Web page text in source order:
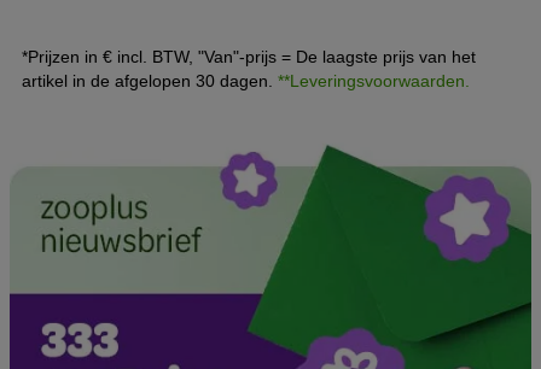
*Prijzen in € incl. BTW, "Van"-prijs = De laagste prijs van het
artikel in de afgelopen 30 dagen. **Leveringsvoorwaarden.